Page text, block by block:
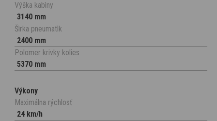
Výška kabìny
3140 mm
Šìrka pneumatìk
2400 mm
Polomer krivky kolies
5370 mm
Výkony
Maximálna rýchlosť
24 km/h